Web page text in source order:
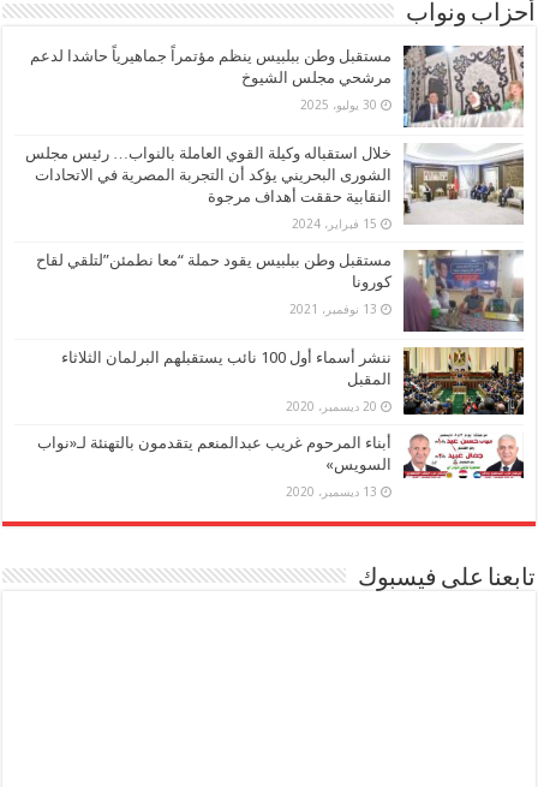
أحزاب ونواب
مستقبل وطن ببلبيس ينظم مؤتمراً جماهيرياً حاشدا لدعم
مرشحي مجلس الشيوخ
30 يوليو، 2025
خلال استقباله وكيلة القوي العاملة بالنواب… رئيس مجلس
الشورى البحريني يؤكد أن التجربة المصرية في الاتحادات
النقابية حققت أهداف مرجوة
15 فبراير، 2024
مستقبل وطن ببلبيس يقود حملة “معا نطمئن”لتلقي لقاح
كورونا
13 نوفمبر، 2021
ننشر أسماء أول 100 نائب يستقبلهم البرلمان الثلاثاء
المقبل
20 ديسمبر، 2020
أبناء المرحوم غريب عبدالمنعم يتقدمون بالتهنئة لـ«نواب
السويس»
13 ديسمبر، 2020
تابعنا على فيسبوك